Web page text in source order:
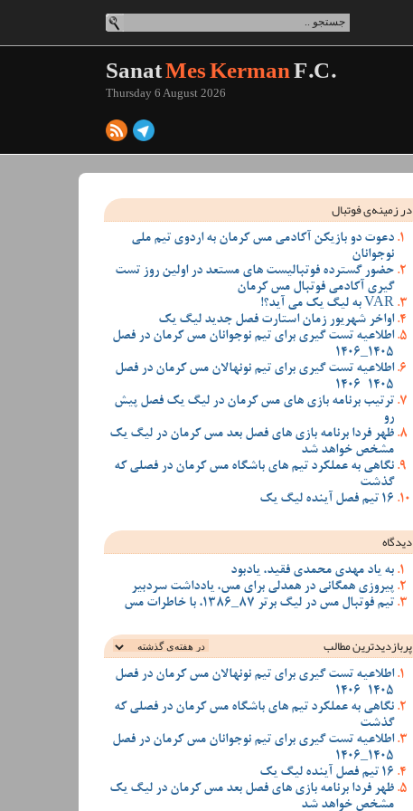
SanatMes KermanF.C.
Thursday 6 August 2026
در زمینه‌ی فوتبال
دعوت دو بازیکن آکادمی مس کرمان به اردوی تیم ملی
نوجوانان
حضور گسترده فوتبالیست های مستعد در اولین روز تست
گیری آکادمی فوتبال مس کرمان
VAR به لیگ یک می آید؟!
اواخر شهریور زمان استارت فصل جدید لیگ یک
اطلاعیه تست گیری برای تیم نوجوانان مس کرمان در فصل
1405_1406
اطلاعیه تست گیری برای تیم نونهالان مس کرمان در فصل
1405-1406
ترتیب برنامه بازی های مس کرمان در لیگ یک فصل پیش
رو
ظهر فردا برنامه بازی های فصل بعد مس کرمان در لیگ یک
مشخص خواهد شد
نگاهی به عملکرد تیم های باشگاه مس کرمان در فصلی که
گذشت
16 تیم فصل آینده لیگ یک
دیدگاه
به یاد مهدی محمدی فقید، یادبود
پیروزی همگانی در همدلی برای مس، یادداشت سردبیر
تیم فوتبال مس در لیگ برتر 87_1386، با خاطرات مس
پربازدیدترین‌ مطالب
اطلاعیه تست گیری برای تیم نونهالان مس کرمان در فصل
1405-1406
نگاهی به عملکرد تیم های باشگاه مس کرمان در فصلی که
گذشت
اطلاعیه تست گیری برای تیم نوجوانان مس کرمان در فصل
1405_1406
16 تیم فصل آینده لیگ یک
ظهر فردا برنامه بازی های فصل بعد مس کرمان در لیگ یک
مشخص خواهد شد